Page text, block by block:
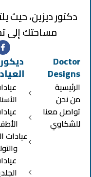
دكتور ديزين، حيث
مساحتك إلى
Doctor
Designs
الرئيسية
من نحن
تواصل معنا
للشكاوي
عيادات